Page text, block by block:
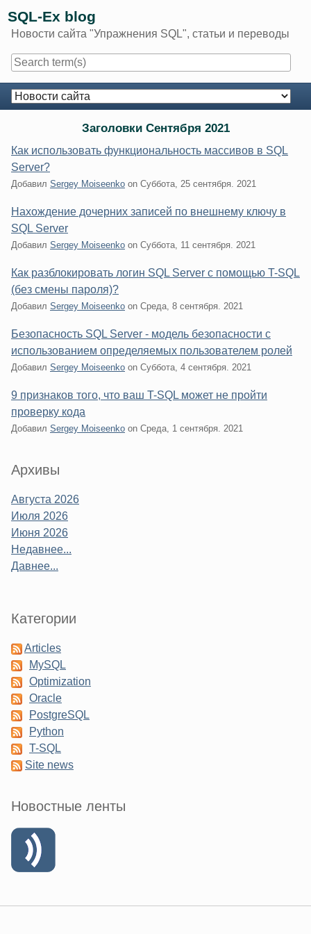
content
SQL-Ex blog
Новости сайта "Упражнения SQL", статьи и переводы
Navigation
Заголовки Сентября 2021
Как использовать функциональность массивов в SQL
Server?
Добавил Sergey Moiseenko on Суббота, 25 сентября. 2021
Нахождение дочерних записей по внешнему ключу в
SQL Server
Добавил Sergey Moiseenko on Суббота, 11 сентября. 2021
Как разблокировать логин SQL Server с помощью T-SQL
(без смены пароля)?
Добавил Sergey Moiseenko on Среда, 8 сентября. 2021
Безопасность SQL Server - модель безопасности с
использованием определяемых пользователем ролей
Добавил Sergey Moiseenko on Суббота, 4 сентября. 2021
9 признаков того, что ваш T-SQL может не пройти
проверку кода
Добавил Sergey Moiseenko on Среда, 1 сентября. 2021
Sidebar
Архивы
Августа 2026
Июля 2026
Июня 2026
Недавнее...
Давнее...
Категории
Articles
MySQL
Optimization
Oracle
PostgreSQL
Python
T-SQL
Site news
Новостные ленты